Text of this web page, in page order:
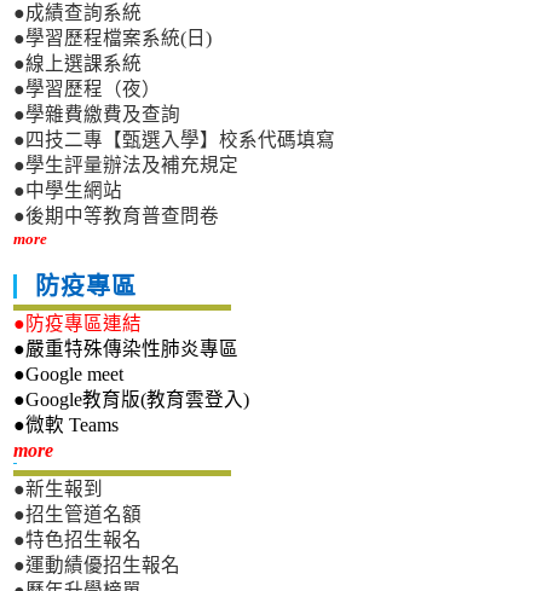
●成績查詢系統
●學習歷程檔案系統(日)
●線上選課系統
●學習歷程（夜）
●學雜費繳費及查詢
●四技二專【甄選入學】校系代碼填寫
●學生評量辦法及補充規定
●中學生網站
●後期中等教育普查問卷
more
防疫專區
●防疫專區連結
●嚴重特殊傳染性肺炎專區
●Google meet
●Google教育版(教育雲登入)
●微軟 Teams
more新生專區
●新生報到
●招生管道名額
●特色招生報名
●運動績優招生報名